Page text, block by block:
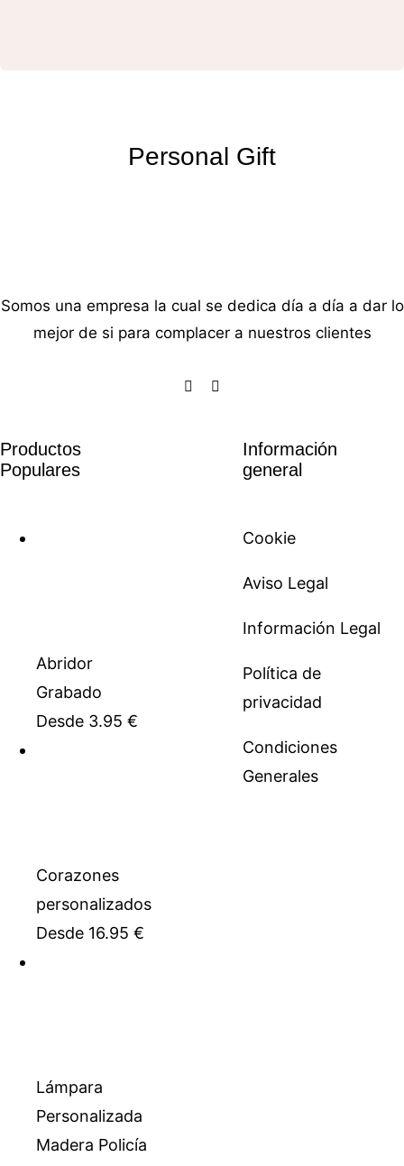
Personal Gift
Somos una empresa la cual se dedica día a día a dar lo
mejor de si para complacer a nuestros clientes
Productos
Populares
Abridor
Grabado
Desde 3.95 €
Corazones
personalizados
Desde 16.95 €
Lámpara
Personalizada
Madera Policía
Información
general
Cookie
Aviso Legal
Información Legal
Política de
privacidad
Condiciones
Generales